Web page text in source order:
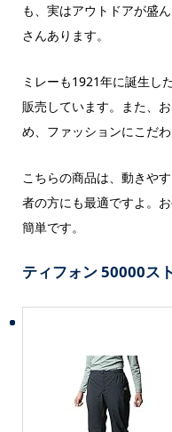
も、実はアウトドアが盛
さんあります。
ミレーも1921年に誕生し
販売しています。また、
め、ファッションにこだわ
こちらの商品は、動きや
者の方にも最適ですよ。
簡単です。
ティフォン 50000ス